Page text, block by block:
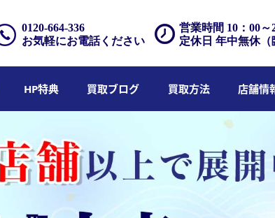
営業時間 10：00～
定休日 年中無休（
0120-664-336
お気軽にお電話ください
HP特典 買取ブログ 買取方法 店舗情